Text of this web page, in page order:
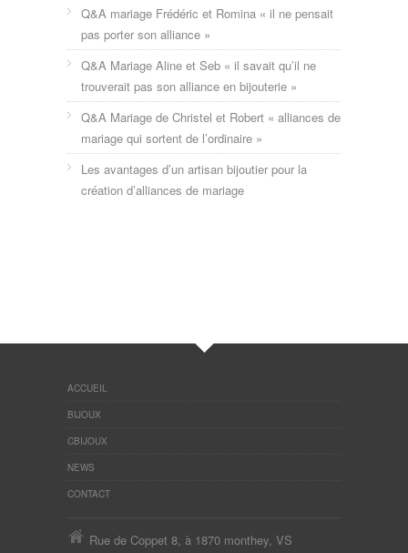
Q&A mariage Frédéric et Romina « il ne pensait
pas porter son alliance »
Q&A Mariage Aline et Seb « il savait qu’il ne
trouverait pas son alliance en bijouterie »
Q&A Mariage de Christel et Robert « alliances de
mariage qui sortent de l’ordinaire »
Les avantages d’un artisan bijoutier pour la
création d’alliances de mariage
ACCUEIL
BIJOUX
CBIJOUX
NEWS
CONTACT
Rue de Coppet 8, à 1870 monthey, VS